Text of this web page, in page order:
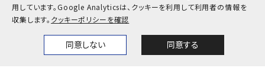
用しています。Google Analyticsは、クッキーを利用して利用者の情報を
収集します。 クッキーポリシーを確認
同意しない 同意する
News Themes
お問い合わせ
アクセス
採用情報
公式SNS一覧
キャンパスカレンダー
神戸大学検定